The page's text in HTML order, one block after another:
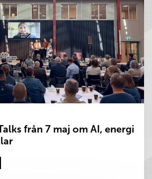
från 7 maj om AI, energi